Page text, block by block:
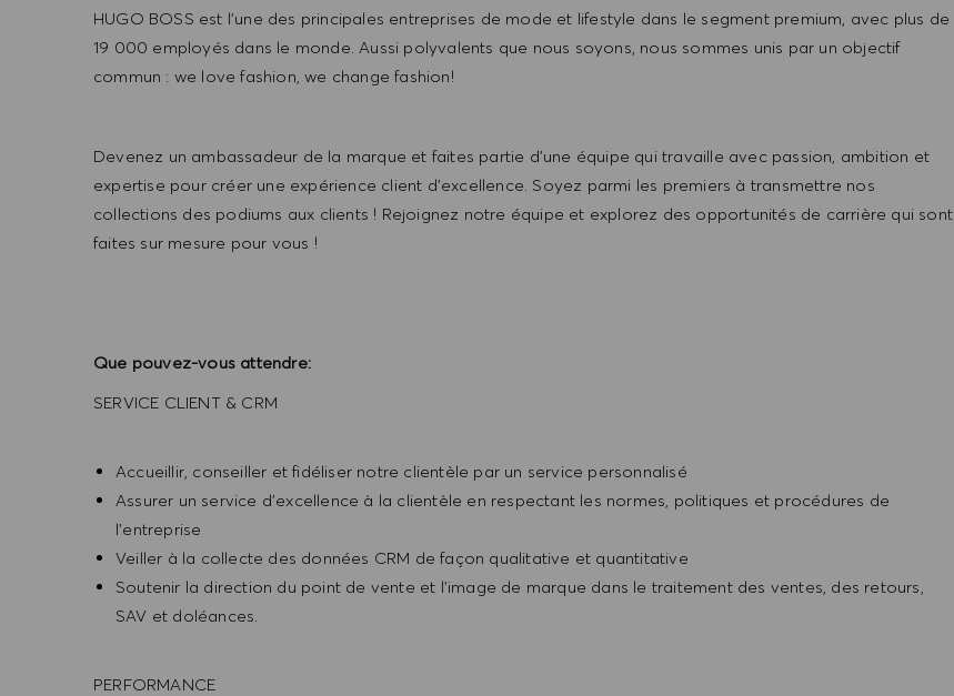
HUGO BOSS est l'une des principales entreprises de mode et lifestyle dans le segment premium, avec plus de
19 000 employés dans le monde. Aussi polyvalents que nous soyons, nous sommes unis par un objectif
commun : we love fashion, we change fashion!
Devenez un ambassadeur de la marque et faites partie d'une équipe qui travaille avec passion, ambition et
expertise pour créer une expérience client d'excellence. Soyez parmi les premiers à transmettre nos
collections des podiums aux clients ! Rejoignez notre équipe et explorez des opportunités de carrière qui sont
faites sur mesure pour vous !
Que pouvez-vous attendre:
SERVICE CLIENT & CRM
Accueillir, conseiller et fidéliser notre clientèle par un service personnalisé
Assurer un service d’excellence à la clientèle en respectant les normes, politiques et procédures de
l'entreprise
Veiller à la collecte des données CRM de façon qualitative et quantitative
Soutenir la direction du point de vente et l’image de marque dans le traitement des ventes, des retours,
SAV et doléances.
PERFORMANCE